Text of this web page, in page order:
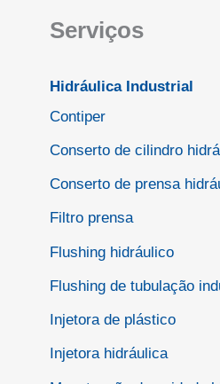
Serviços
Hidráulica Industrial
Contiper
Conserto de cilindro
Conserto de prensa
Filtro prensa
Flushing hidráulico
Flushing de tubulação
Injetora de plástico
Injetora hidráulica